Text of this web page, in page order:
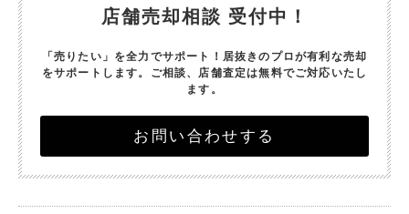
店舗売却相談 受付中！
「売りたい」を全力でサポート！ 居抜きのプロが有利な売却
をサポートします。 ご相談、店舗査定は無料でご対応いたし
ます。
お問い合わせする